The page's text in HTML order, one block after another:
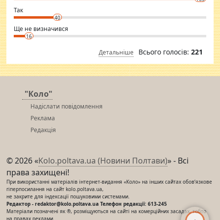
club.
⇒ sakshimirchandani.com
Так
40
Ще не визначився
16
Детальніше Всього голосів: 221
"Коло"
Надіслати повідомлення
Реклама
Редакція
© 2026 «Kolo.poltava.ua (Новини Полтави)» - Всі
права захищені!
При використанні матеріалів інтернет-видання «Коло» на інших сайтах обов’язкове
гіперпосилання на сайт kolo.poltava.ua,
не закрите для індексації пошуковими системами.
Редактор - redaktor@kolo.poltava.ua Телефон редакції: 613-245
Матеріали позначені як ®, розміщуються на сайті на комерційних засадах, тобто
на правах реклами.